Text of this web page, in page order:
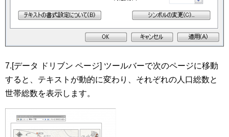
7.[データ ドリブン ページ] ツールバーで次のページに移動
すると、テキストが動的に変わり、それぞれの人口総数と
世帯総数を表示します。